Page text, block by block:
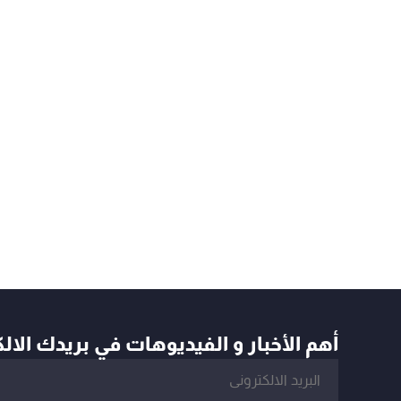
أهم الأخبار و الفيديوهات في بريدك